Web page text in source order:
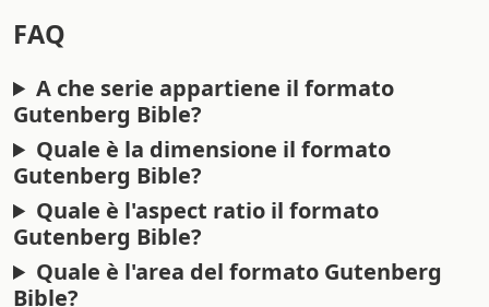
FAQ
A che serie appartiene il formato
Gutenberg Bible?
Quale è la dimensione il formato
Gutenberg Bible?
Quale è l'aspect ratio il formato
Gutenberg Bible?
Quale è l'area del formato Gutenberg
Bible?